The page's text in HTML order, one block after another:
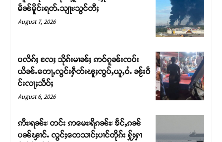
မဵၼ်မိူင်းရတ်ႉသျႃႊသွင်တီႈ
August 7, 2026
ပလိၵ်ႈ လႄႈ သိုၵ်းမၢၼ်ႈ ဢဝ်ၵူၼ်းၸပ်း
ယိၼ်ႉတေႃႇလွင်းႁဵတ်းၽူႈၸွပ်ႇယူႇဝႆႉ ၼႂ်းဝဵ
င်းလႃႈသဵဝ်ႈ
August 6, 2026
ဢီႊရၼ်ႊ တင်း ဢမေႊရိၵၼ်ႊ ၶဵင်ႇၵၼ်
ပၼ်ၾၢင်ႉ လွင်ႈတေသၢင်ႈပၢင်တိုၵ်း ႁႂ်ႈႁၢ